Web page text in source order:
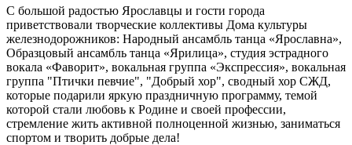
С большой радостью Ярославцы и гости города
приветствовали творческие коллективы Дома культуры
железнодорожников: Народный ансамбль танца «Ярославна»,
Образцовый ансамбль танца «Ярилица», студия эстрадного
вокала «Фаворит», вокальная группа «Экспрессия», вокальная
группа "Птички певчие", "Добрый хор", сводный хор СЖД,
которые подарили яркую праздничную программу, темой
которой стали любовь к Родине и своей профессии,
стремление жить активной полноценной жизнью, заниматься
спортом и творить добрые дела!